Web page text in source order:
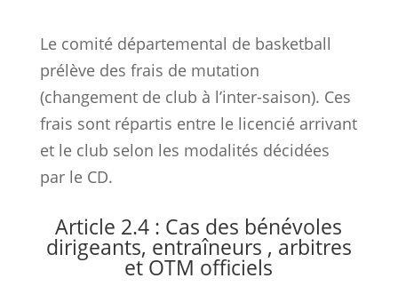
Le comité départemental de basketball
prélève des frais de mutation
(changement de club à l’inter-saison). Ces
frais sont répartis entre le licencié arrivant
et le club selon les modalités décidées
par le CD.
Article 2.4 : Cas des bénévoles
dirigeants, entraîneurs , arbitres
et OTM officiels